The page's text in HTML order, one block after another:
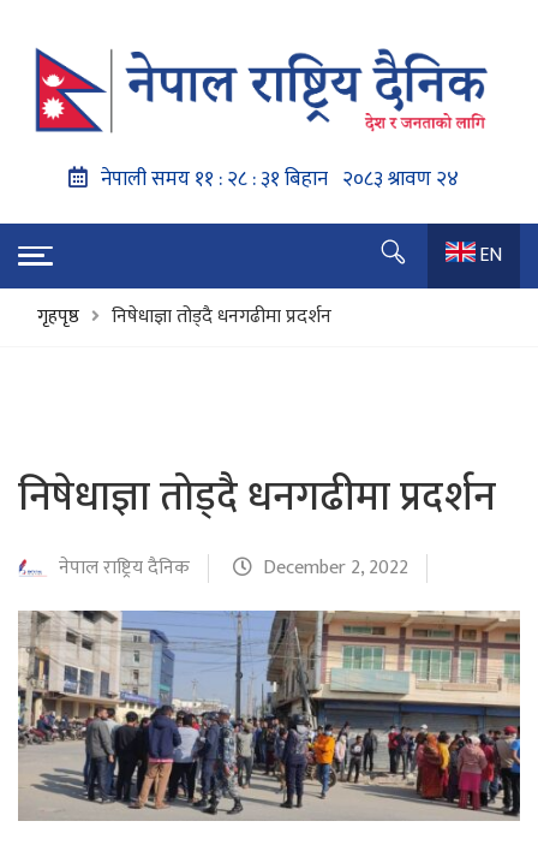
EN
गृहपृष्ठ
निषेधाज्ञा तोड्दै धनगढीमा प्रदर्शन
निषेधाज्ञा तोड्दै धनगढीमा प्रदर्शन
नेपाल राष्ट्रिय दैनिक December 2, 2022